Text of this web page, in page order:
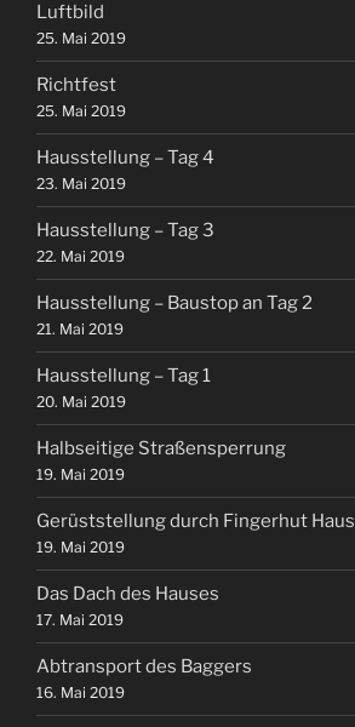
Luftbild
25. Mai 2019
Richtfest
25. Mai 2019
Hausstellung – Tag 4
23. Mai 2019
Hausstellung – Tag 3
22. Mai 2019
Hausstellung – Baustop an Tag 2
21. Mai 2019
Hausstellung – Tag 1
20. Mai 2019
Halbseitige Straßensperrung
19. Mai 2019
Gerüststellung durch Fingerhut Haus
19. Mai 2019
Das Dach des Hauses
17. Mai 2019
Abtransport des Baggers
16. Mai 2019